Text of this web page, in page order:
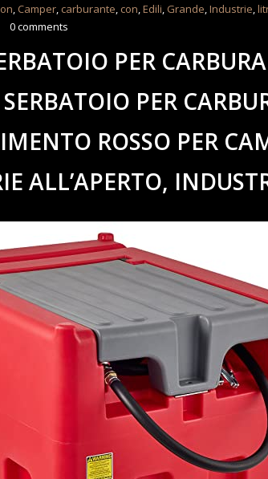
Camper carburante con ,Edili Grande ,Industrie ,
0 comments
PER
PER
ROSSO PER
ALL’APERTO,